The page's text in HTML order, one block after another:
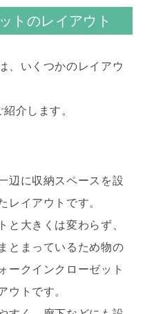
トのレイアウト
、いくつかのレイアウ
介します。
辺に収納スペースを設
レイアウトです。
と大きくは変わらず、
とまっているため物の
ークインクローゼット
ウトです。